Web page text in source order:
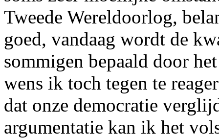
Tweede Wereldoorlog,
goed, vandaag wordt de
sommigen bepaald door
wens ik toch tegen te
dat onze democratie
argumentatie kan ik het